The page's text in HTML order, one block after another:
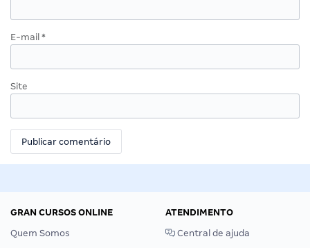
E-mail *
Site
GRAN CURSOS ONLINE
Quem Somos
ATENDIMENTO
Central de ajuda